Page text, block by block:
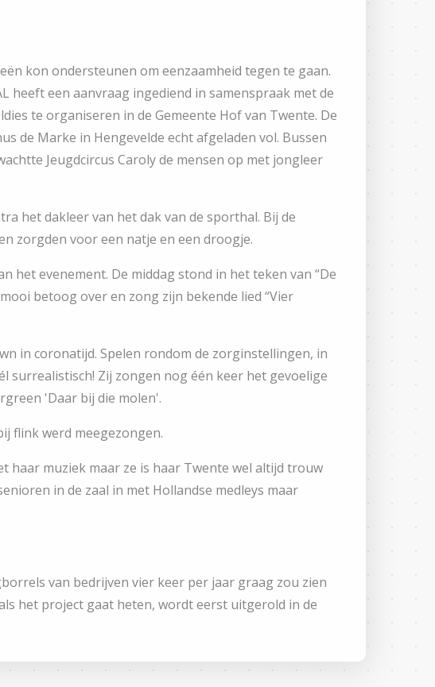
kon ondersteunen om eenzaamheid tegen te gaan.
heeft een aanvraag ingediend in samenspraak met de
te organiseren in de Gemeente Hof van Twente. De
de Marke in Hengevelde echt afgeladen vol. Bussen
Jeugdcircus Caroly de mensen op met jongleer
het dakleer van het dak van de sporthal. Bij de
zorgden voor een natje en een droogje.
het evenement. De middag stond in het teken van “De
betoog over en zong zijn bekende lied “Vier
in coronatijd. Spelen rondom de zorginstellingen, in
Zij zongen nog één keer het gevoelige
'Daar bij die molen'.
flink werd meegezongen.
haar muziek maar ze is haar Twente wel altijd trouw
in de zaal in met Hollandse medleys maar
van bedrijven vier keer per jaar graag zou zien
het project gaat heten, wordt eerst uitgerold in de